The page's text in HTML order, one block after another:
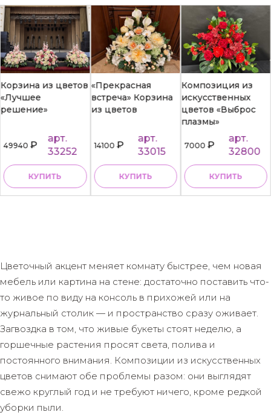
Корзина из цветов
«Лучшее
решение»
49940₽
арт.
33252
КУПИТЬ
«Прекрасная
встреча» Корзина
из цветов
14100₽
арт.
33015
КУПИТЬ
Композиция из
искусственных
цветов «Выброс
плазмы»
7000₽
арт.
32800
КУПИТЬ
Цветочный акцент меняет комнату быстрее, чем новая
мебель или картина на стене: достаточно поставить что-
то живое по виду на консоль в прихожей или на
журнальный столик — и пространство сразу оживает.
Загвоздка в том, что живые букеты стоят неделю, а
горшечные растения просят света, полива и
постоянного внимания. Композиции из искусственных
цветов снимают обе проблемы разом: они выглядят
свежо круглый год и не требуют ничего, кроме редкой
уборки пыли.